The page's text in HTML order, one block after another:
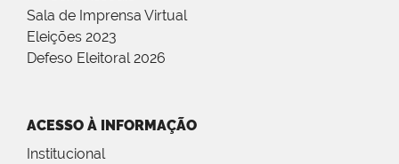
Sala de Imprensa Virtual
Eleições 2023
Defeso Eleitoral 2026
ACESSO À INFORMAÇÃO
Institucional